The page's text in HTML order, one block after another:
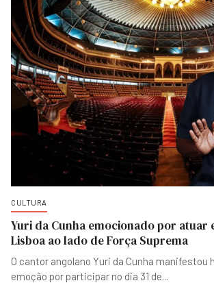
CULTURA
Yuri da Cunha emocionado por atuar
Lisboa ao lado de Força Suprema
O cantor angolano Yuri da Cunha manifestou
emoção por participar no dia 31 de...